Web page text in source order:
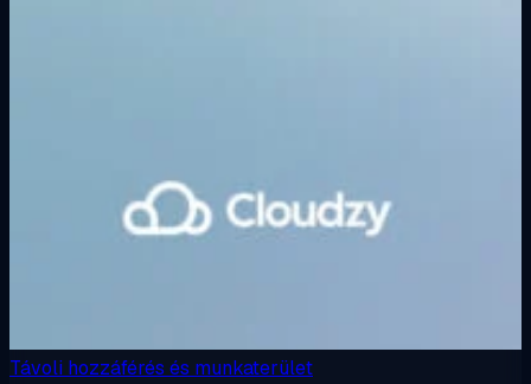
Távoli hozzáférés és munkaterület